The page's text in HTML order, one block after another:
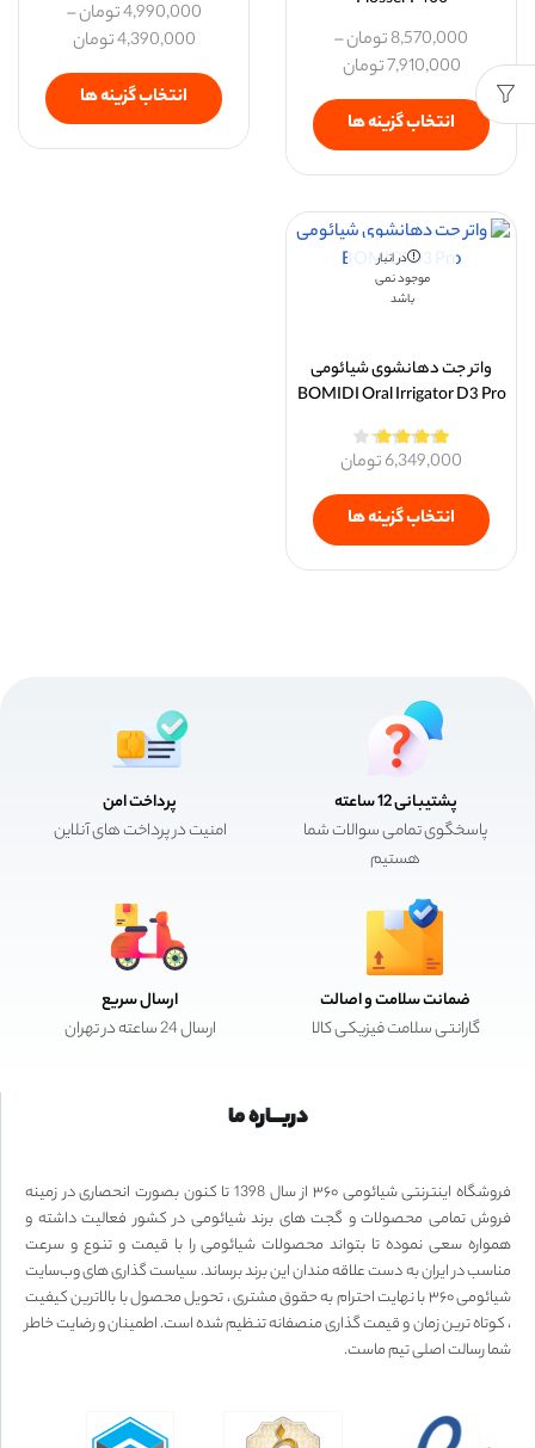
8,570,000تومان–
7,910,000تومان
انتخاب گزینه ها
4,990,000تومان–
4,390,000تومان
انتخاب گزینه ها
در انبار
موجود نمی
باشد
واتر جت دهانشوی شیائومی
BOMIDI Oral Irrigator D3 Pro
6,349,000تومان
انتخاب گزینه ها
پشتیبانی 12 ساعته
پاسخگوی تمامی سوالات شما
هستیم
پرداخت امن
امنیت در پرداخت های آنلاین
ضمانت سلامت و اصالت
گارانتی سلامت فیزیکی کالا
ارسال سریع
ارسال 24 ساعته در تهران
دربـــاره ما
فروشگاه اینترنتی شیائومی ۳۶۰ از سال 1398 تا کنون بصورت انحصاری در زمینه
فروش تمامی محصولات و گجت های برند شیائومی در کشور فعالیت داشته و
همواره سعی نموده تا بتواند محصولات شیائومی را با قیمت و تنوع و سرعت
مناسب در ایران به دست علاقه مندان این برند برساند. سیاست گذاری های وب‌سایت
شیائومی ۳۶۰ با نهایت احترام به حقوق مشتری ، تحویل محصول با بالاترین کیفیت
، کوتاه ترین زمان و قیمت گذاری منصفانه تنظیم شده است. اطمینان و رضایت خاطر
شما رسالت اصلی تیم ماست.